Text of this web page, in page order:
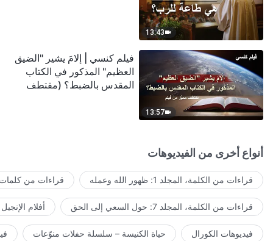
13:43
13:57
فيلم كنسي | إلامَ يشير "الضيق
العظيم" المذكور في الكتاب
المقدس بالضبط؟ (مقتطف
أنواع أخرى من الفيديوهات
قراءات من الكلمة، المجلد 1: ظهور الله وعمله قراءات من كلمات
قراءات من الكلمة، المجلد 7: حول السعي إلى الحق أفلام الإنجيل
فيديوهات الكورال حياة الكنيسة – سلسلة حفلات منوّعات